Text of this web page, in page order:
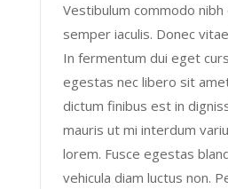
Vestibulum commodo
semper iaculis. Donec
In fermentum dui eget
egestas nec libero sit
dictum finibus est in
mauris ut mi interdum
lorem. Fusce egestas
vehicula diam luctus non.